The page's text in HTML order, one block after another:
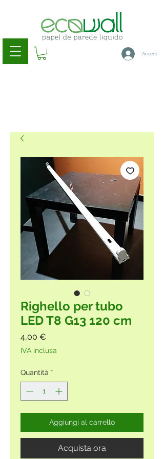
Accedi
Righello per tubo
LED T8 G13 120 cm
4,00 €
IVA inclusa
Quantità *
Aggiungi al carrello
Acquista ora